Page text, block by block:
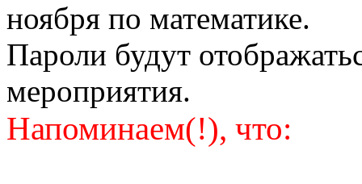
ноября по математике.
Пароли будут
мероприятия.
Напоминаем(!), что: